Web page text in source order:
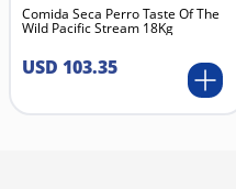
Comida Seca Perro Taste Of The
Wild Pacific Stream 18Kg
USD 103.35